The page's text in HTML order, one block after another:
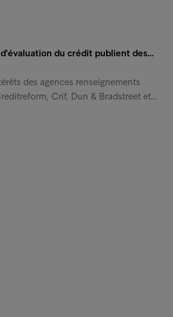
d'évaluation du crédit publient des…
des agences renseignements
Crif, Dun & Bradstreet et…